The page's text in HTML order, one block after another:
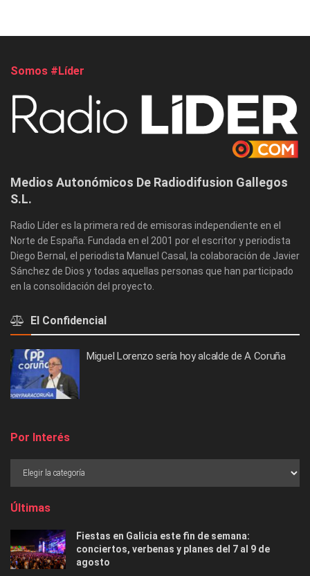
Somos #Líder
Medios Autonómicos De Radiodifusion Gallegos
S.L.
Radio Líder es la primera red de emisoras independiente en el
Norte de España. Fundada en el 2001 por el escritor y periodista
Diego Bernal, el periodista Manuel Casal, la colaboración de Javier
Sánchez de Dios y todas aquellas personas que han participado
en la consolidación del proyecto.
El Confidencial
Miguel Lorenzo sería hoy alcalde de A Coruña
Por Interés
Últimas
Fiestas en Galicia este fin de semana:
conciertos, verbenas y planes del 7 al 9 de
agosto